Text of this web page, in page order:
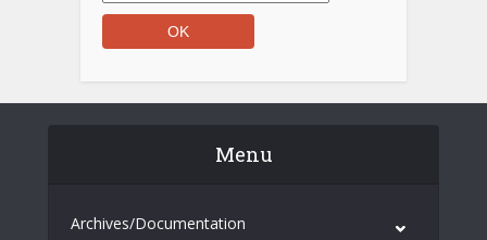
Menu
Archives/Documentation